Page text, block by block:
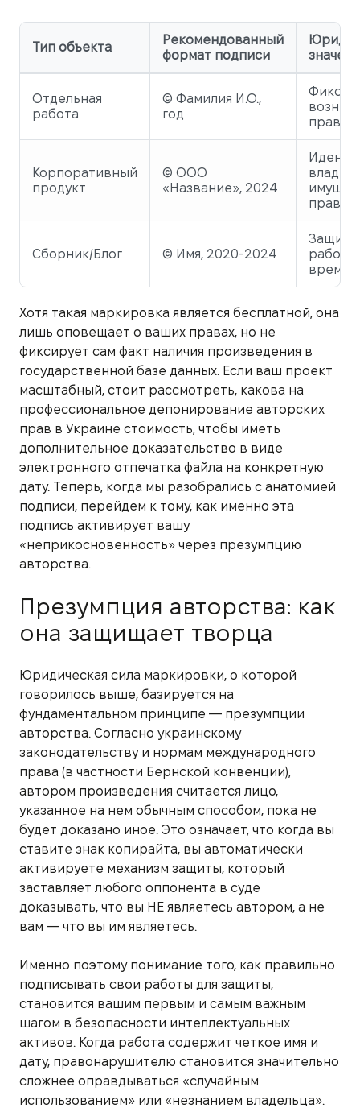
Тип объекта
Рекомендованный
формат подписи
Отдельная
работа
© Фамилия И.О.,
год
права
Корпоративный
продукт
© ООО
«Название», 2024
прав
Сборник/Блог © Имя, 2020-2024
Защита
работ
Хотя такая маркировка является бесплатной, она
лишь оповещает о ваших правах, но не
фиксирует сам факт наличия произведения в
государственной базе данных. Если ваш проект
масштабный, стоит рассмотреть, какова на
профессиональное депонирование авторских
прав в Украине стоимость, чтобы иметь
дополнительное доказательство в виде
электронного отпечатка файла на конкретную
дату. Теперь, когда мы разобрались с анатомией
подписи, перейдем к тому, как именно эта
подпись активирует вашу
«неприкосновенность» через презумпцию
авторства.
Презумпция авторства: как
она защищает творца
Юридическая сила маркировки, о которой
говорилось выше, базируется на
фундаментальном принципе — презумпции
авторства. Согласно украинскому
законодательству и нормам международного
права (в частности Бернской конвенции),
автором произведения считается лицо,
указанное на нем обычным способом, пока не
будет доказано иное. Это означает, что когда вы
ставите знак копирайта, вы автоматически
активируете механизм защиты, который
заставляет любого оппонента в суде
доказывать, что вы НЕ являетесь автором, а не
вам — что вы им являетесь.
Именно поэтому понимание того, как правильно
подписывать свои работы для защиты,
становится вашим первым и самым важным
шагом в безопасности интеллектуальных
активов. Когда работа содержит четкое имя и
дату, правонарушителю становится значительно
сложнее оправдываться «случайным
использованием» или «незнанием владельца».